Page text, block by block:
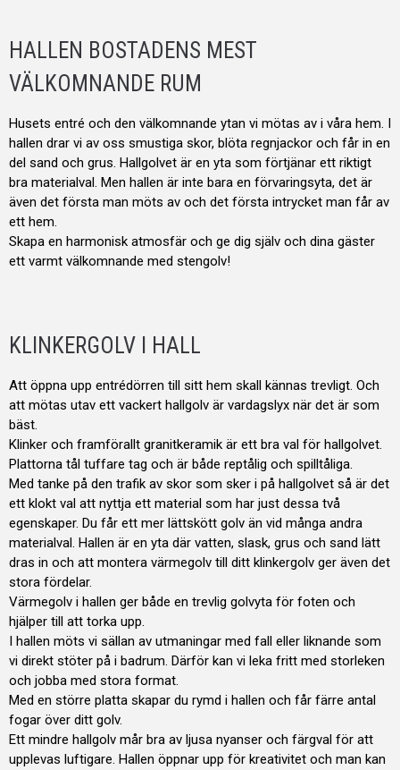
HALLEN BOSTADENS MEST
VÄLKOMNANDE RUM
Husets entré och den välkomnande ytan vi mötas av i våra hem. I
hallen drar vi av oss smustiga skor, blöta regnjackor och får in en
del sand och grus. Hallgolvet är en yta som förtjänar ett riktigt
bra materialval. Men hallen är inte bara en förvaringsyta, det är
även det första man möts av och det första intrycket man får av
ett hem.
Skapa en harmonisk atmosfär och ge dig själv och dina gäster
ett varmt välkomnande med stengolv!
KLINKERGOLV I HALL
Att öppna upp entrédörren till sitt hem skall kännas trevligt. Och
att mötas utav ett vackert hallgolv är vardagslyx när det är som
bäst.
Klinker och framförallt granitkeramik är ett bra val för hallgolvet.
Plattorna tål tuffare tag och är både reptålig och spilltåliga.
Med tanke på den trafik av skor som sker i på hallgolvet så är det
ett klokt val att nyttja ett material som har just dessa två
egenskaper. Du får ett mer lättskött golv än vid många andra
materialval. Hallen är en yta där vatten, slask, grus och sand lätt
dras in och att montera värmegolv till ditt klinkergolv ger även det
stora fördelar.
Värmegolv i hallen ger både en trevlig golvyta för foten och
hjälper till att torka upp.
I hallen möts vi sällan av utmaningar med fall eller liknande som
vi direkt stöter på i badrum. Därför kan vi leka fritt med storleken
och jobba med stora format.
Med en större platta skapar du rymd i hallen och får färre antal
fogar över ditt golv.
Ett mindre hallgolv mår bra av ljusa nyanser och färgval för att
upplevas luftigare. Hallen öppnar upp för kreativitet och man kan